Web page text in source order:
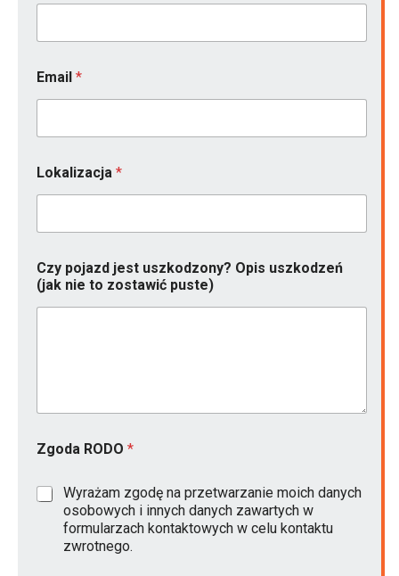
Email *
Lokalizacja *
Czy pojazd jest uszkodzony? Opis uszkodzeń
(jak nie to zostawić puste)
j
k
*
Zgoda RODO *
Wyrażam zgodę na przetwarzanie moich danych
osobowych i innych danych zawartych w
formularzach kontaktowych w celu kontaktu
zwrotnego.